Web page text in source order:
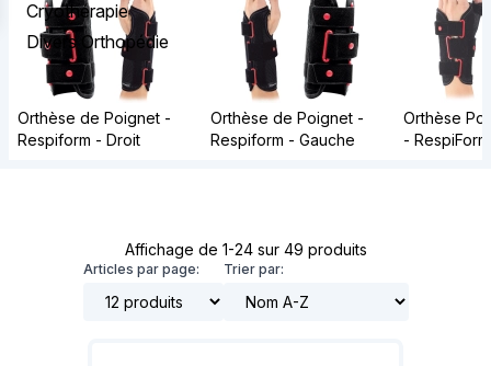
Cryothérapie
Divers Orthopédie
Orthèse de Poignet -
Respiform - Droit
Orthèse de Poignet -
Respiform - Gauche
Orthèse
-
Affichage de 1-24 sur 49 produits
Articles par page: Trier par: